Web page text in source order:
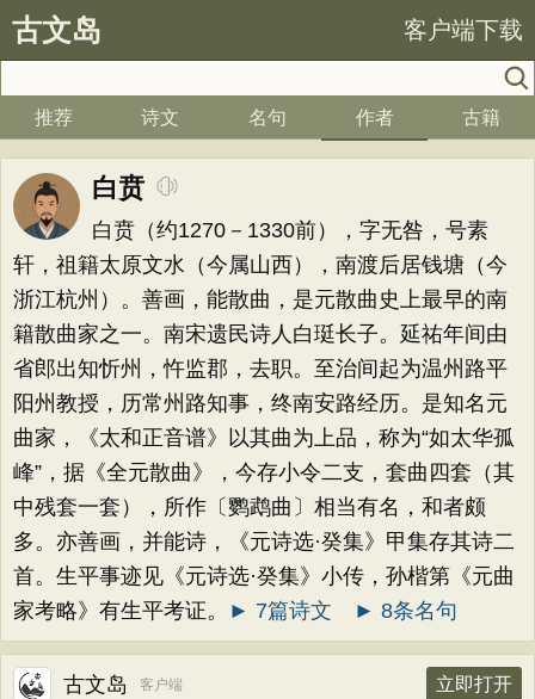
古文岛 客户端下载
推荐 诗文 名句 作者 古籍
白贲
白贲（约1270－1330前），字无咎，号素
轩，祖籍太原文水（今属山西），南渡后居钱塘（今
浙江杭州）。善画，能散曲，是元散曲史上最早的南
籍散曲家之一。南宋遗民诗人白珽长子。延祐年间由
省郎出知忻州，忤监郡，去职。至治间起为温州路平
阳州教授，历常州路知事，终南安路经历。是知名元
曲家，《太和正音谱》以其曲为上品，称为“如太华孤
峰”，据《全元散曲》，今存小令二支，套曲四套（其
中残套一套），所作〔鹦鹉曲〕相当有名，和者颇
多。亦善画，并能诗，《元诗选·癸集》甲集存其诗二
首。生平事迹见《元诗选·癸集》小传，孙楷第《元曲
家考略》有生平考证。
► 7篇诗文 ► 8条名句
古文岛 客户端 立即打开